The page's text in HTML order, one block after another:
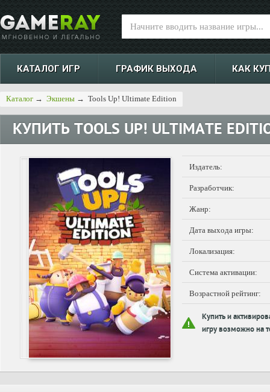
КАТАЛОГ ИГР ГРАФИК ВЫХОДА КАК
Каталог → Экшены → Tools Up! Ultimate Edition
КУПИТЬ TOOLS UP! ULTIMATE
Издатель:
Разработчик:
Жанр:
Дата выхода игры:
Локализация:
Система активации:
Возрастной рейтинг:
Купить и
игру возможно на